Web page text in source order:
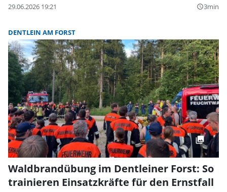
29.06.2026 19:21 query_builder3min
DENTLEIN AM FORST
Waldbrandübung im Dentleiner Forst: So
trainieren Einsatzkräfte für den Ernstfall